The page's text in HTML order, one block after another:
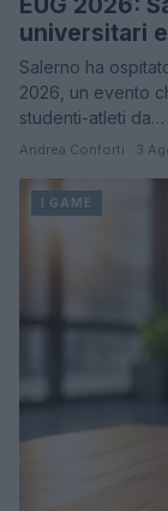
universitari
Salerno ha
2026, un evento
studenti-atleti da…
Andrea Conforti · 3
I GAME